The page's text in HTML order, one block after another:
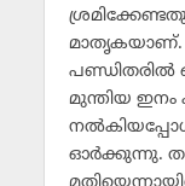
മാതൃകയാണ്.
പണ്ഡിതരില്‍
മുന്തിയ ഇനം
ഓര്‍ക്കുന്നു.